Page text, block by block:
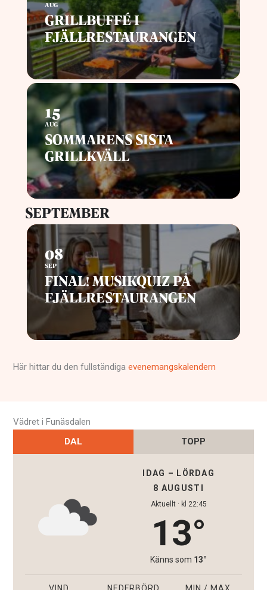
AUG
GRILLBUFFÉ I
FJÄLLRESTAURANGEN
15
AUG
SOMMARENS SISTA
GRILLKVÄLL
SEPTEMBER
08
SEP
FINAL! MUSIKQUIZ PÅ
FJÄLLRESTAURANGEN
Här hittar du den fullständigaevenemangskalendern
Vädret i Funäsdalen
DAL
TOPP
IDAG – LÖRDAG
8 AUGUSTI
Aktuellt · kl 22:45
13°
Känns som 13°